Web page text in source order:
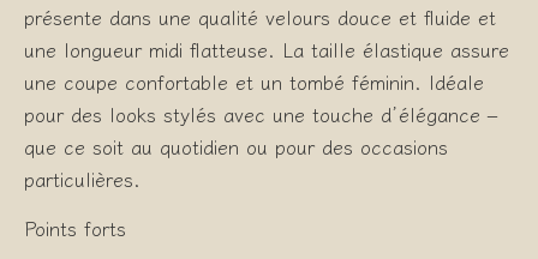
présente dans une qualité velours douce et fluide et
une longueur midi flatteuse. La taille élastique assure
une coupe confortable et un tombé féminin. Idéale
pour des looks stylés avec une touche d’élégance –
que ce soit au quotidien ou pour des occasions
particulières.
Points forts